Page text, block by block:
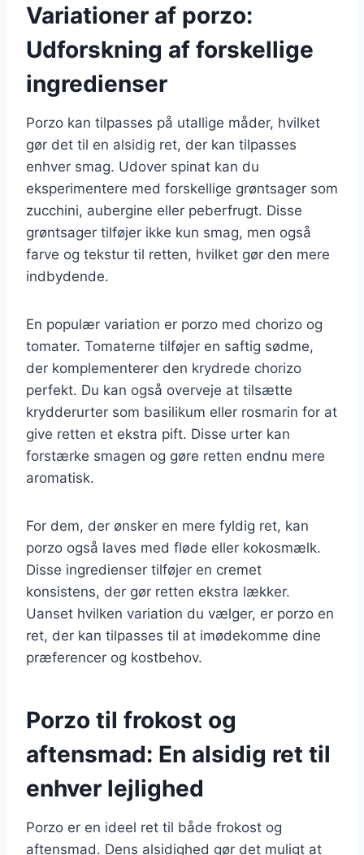
Variationer af porzo:
Udforskning af forskellige
ingredienser
Porzo kan tilpasses på utallige måder, hvilket
gør det til en alsidig ret, der kan tilpasses
enhver smag. Udover spinat kan du
eksperimentere med forskellige grøntsager som
zucchini, aubergine eller peberfrugt. Disse
grøntsager tilføjer ikke kun smag, men også
farve og tekstur til retten, hvilket gør den mere
indbydende.
En populær variation er porzo med chorizo og
tomater. Tomaterne tilføjer en saftig sødme,
der komplementerer den krydrede chorizo
perfekt. Du kan også overveje at tilsætte
krydderurter som basilikum eller rosmarin for at
give retten et ekstra pift. Disse urter kan
forstærke smagen og gøre retten endnu mere
aromatisk.
For dem, der ønsker en mere fyldig ret, kan
porzo også laves med fløde eller kokosmælk.
Disse ingredienser tilføjer en cremet
konsistens, der gør retten ekstra lækker.
Uanset hvilken variation du vælger, er porzo en
ret, der kan tilpasses til at imødekomme dine
præferencer og kostbehov.
Porzo til frokost og
aftensmad: En alsidig ret til
enhver lejlighed
Porzo er en ideel ret til både frokost og
aftensmad. Dens alsidighed gør det muligt at